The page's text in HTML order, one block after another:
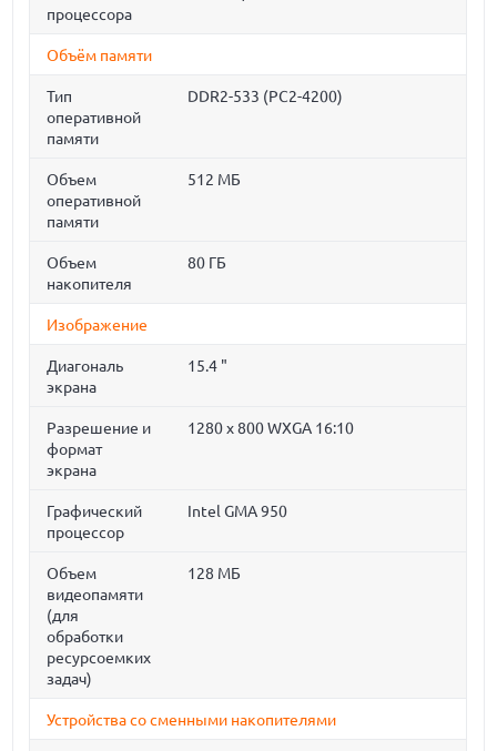
процессора
Объём памяти
Тип
оперативной
памяти
DDR2-533 (PC2-4200)
Объем
оперативной
памяти
512 МБ
Объем
накопителя
80 ГБ
Изображение
Диагональ
экрана
15.4 "
Разрешение и
формат
экрана
1280 x 800 WXGA 16:10
Графический
процессор
Intel GMA 950
Объем
видеопамяти
(для
обработки
ресурсоемких
задач)
128 МБ
Устройства со сменными накопителями